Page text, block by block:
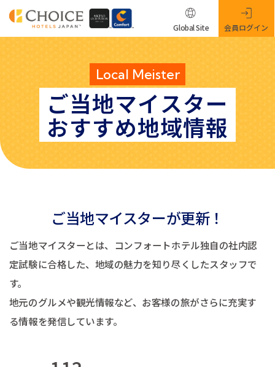
Local Meister
ご当地マイスター
おすすめ地域情報
Global Site 会員ログイン
ご当地マイスターが更新！
ご当地マイスターとは、コンフォートホテル独自の社内認
定試験に合格した、地域の魅力を知り尽くしたスタッフで
す。
地元のグルメや観光情報など、お客様の旅がさらに充実す
る情報を発信しています。